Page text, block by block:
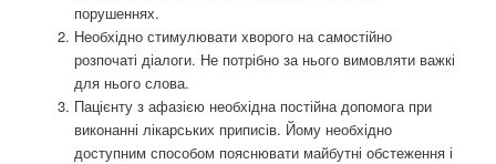
порушеннях.
Необхідно стимулювати хворого на самостійно
розпочаті діалоги. Не потрібно за нього вимовляти важкі
для нього слова.
Пацієнту з афазією необхідна постійна допомога при
виконанні лікарських приписів. Йому необхідно
доступним способом пояснювати майбутні обстеження і